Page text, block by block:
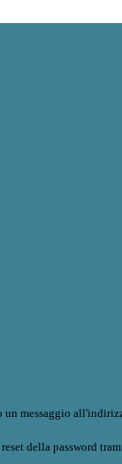
un messaggio
della password